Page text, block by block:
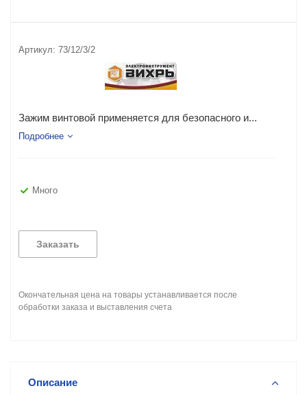
Артикул: 73/12/3/2
Зажим винтовой применяется для безопасного и...
Подробнее
Много
Заказать
Окончательная цена на товары устанавливается после
обработки заказа и выставления счета
Описание